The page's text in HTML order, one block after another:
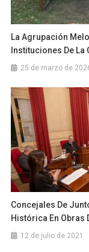
La Agrupación
Instituciones De La
25 de marzo de
Concejales De
Histórica En Obras
12 de julio de 2021